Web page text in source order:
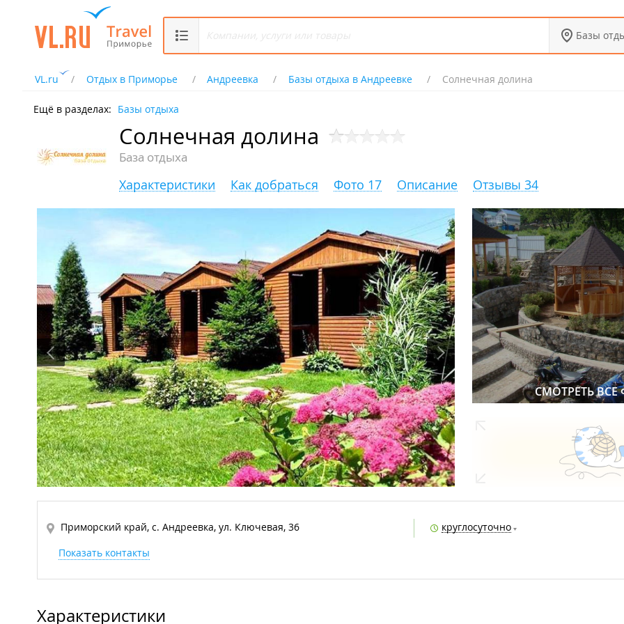
Базы
VL.ru Отдых в Приморье Андреевка Базы отдыха в Андреевке Солнечная долина
Ещё в разделах: Базы отдыха
Солнечная долина
База отдыха
Характеристики Как добраться Фото 17 Описание Отзывы 34
СМОТРЕТЬ ВСЕ
Приморский край, с. Андреевка, ул. Ключевая, 36
круглосуточно
Показать контакты
Характеристики